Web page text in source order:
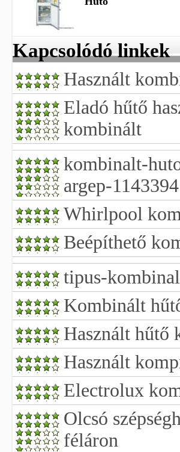
Kapcsolódó linkek
Használt
Eladó hűtő
kombinált
kombinalt-
argep-1143394
Whirlpool
Beépíthető
tipus-
Kombinált
Használt hűtő
Használt
Electrolux
Olcsó
féláron